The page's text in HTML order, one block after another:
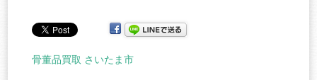
骨董品買取 さいたま市